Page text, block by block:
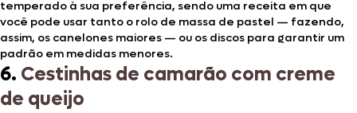
temperado à sua preferência, sendo uma receita em que
você pode usar tanto o rolo de massa de pastel — fazendo,
assim, os canelones maiores — ou os discos para garantir um
padrão em medidas menores.
6. Cestinhas de camarão com creme
de queijo